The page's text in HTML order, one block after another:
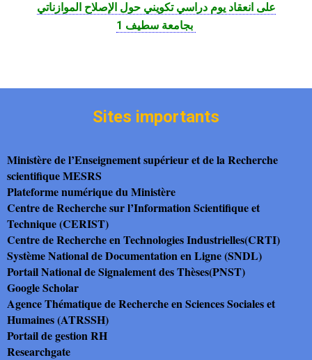
على انعقاد يوم دراسي تكويني حول الإصلاح الموازناتي
Sites importants
Ministère de l’Enseignement supérieur et de la Recherche
scientifique MESRS
Plateforme numérique du Ministère
Centre de Recherche sur l’Information Scientifique et
Technique (CERIST)
Centre de Recherche en Technologies Industrielles(CRTI)
Système National de Documentation en Ligne (SNDL)
Portail National de Signalement des Thèses(PNST)
Google Scholar
Agence Thématique de Recherche en Sciences Sociales et
Humaines (ATRSSH)
Portail de gestion RH
Researchgate